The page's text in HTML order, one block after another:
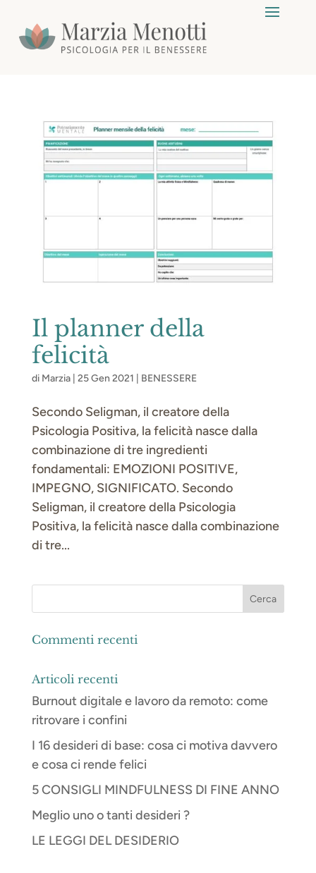
Il planner della
felicità
di Marzia| 25 Gen 2021 BENESSERE
Secondo Seligman, il creatore della
Psicologia Positiva, la felicità nasce dalla
combinazione di tre ingredienti
fondamentali: EMOZIONI POSITIVE,
IMPEGNO, SIGNIFICATO. Secondo
Seligman, il creatore della Psicologia
Positiva, la felicità nasce dalla combinazione
di tre...
Commenti recenti
Articoli recenti
Burnout digitale e lavoro da remoto: come
ritrovare i confini
I 16 desideri di base: cosa ci motiva davvero
e cosa ci rende felici
5 CONSIGLI MINDFULNESS DI FINE ANNO
Meglio uno o tanti desideri ?
LE LEGGI DEL DESIDERIO